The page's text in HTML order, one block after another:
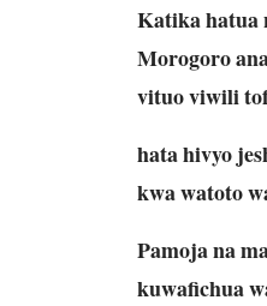
Katika hatua
Morogoro
vituo viwili
hata hivyo
kwa watoto
Pamoja na
kuwafichua